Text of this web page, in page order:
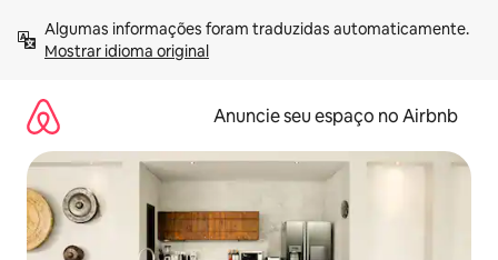
para
Mostrar idioma original
Anuncie seu espaço no Airbnb